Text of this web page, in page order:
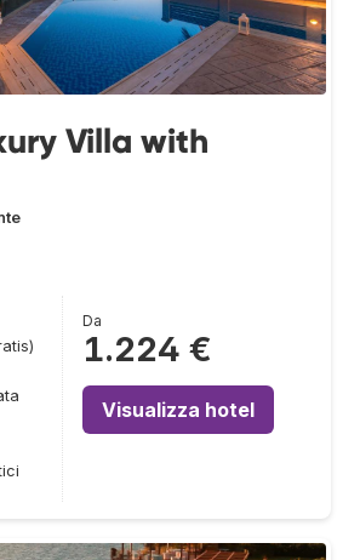
Villa with
Da
1.224 €
Visualizza hotel